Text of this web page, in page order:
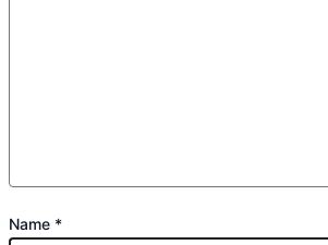
Name *